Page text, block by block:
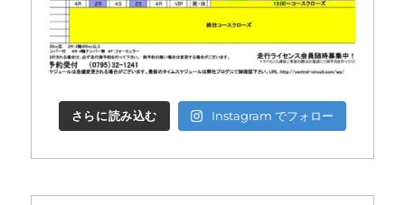
さらに読み込む Instagram でフォロー